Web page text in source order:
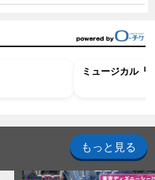
ミュージカル『
もっと見る